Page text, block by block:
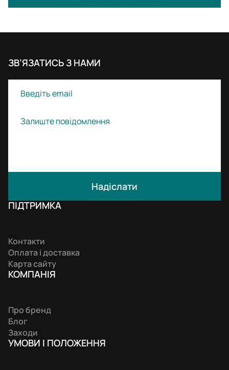
ПІДТРИМКА
Контакти
Оплата і доставка
Карта сайту
КОМПАНIЯ
Про бренд
Блог
Заходи
УМОВИ І ПОЛОЖЕННЯ
ЗВ’ЯЗАТИСЬ З НАМИ
Надіслати